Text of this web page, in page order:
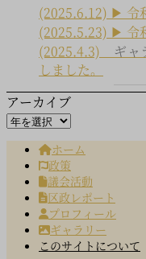
(2025.6.12) ▶ 令
(2025.5.23) ▶ 令
(2025.4.3) ギャ
しました。
アーカイブ
ホーム
政策
議会活動
区政レポート
プロフィール
ギャラリー
このサイトについて